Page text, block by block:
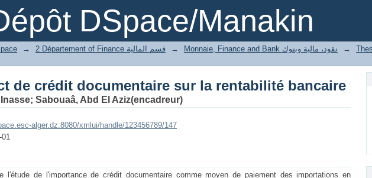
DSpace/Manakin
de crédit documentaire sur la rentabilité bancaire
→ 2 Département of Finance قسم المالية → Monnaie, Finance and Bank نقود، مالية وبنوك →
de crédit documentaire sur la rentabilité bancaire
; Sabouaâ, Abd El Aziz(encadreur)
alger.dz:8080/xmlui/handle/123456789/147
01
l'étude de l'importance de crédit documentaire comme moyen de paiement des importations en